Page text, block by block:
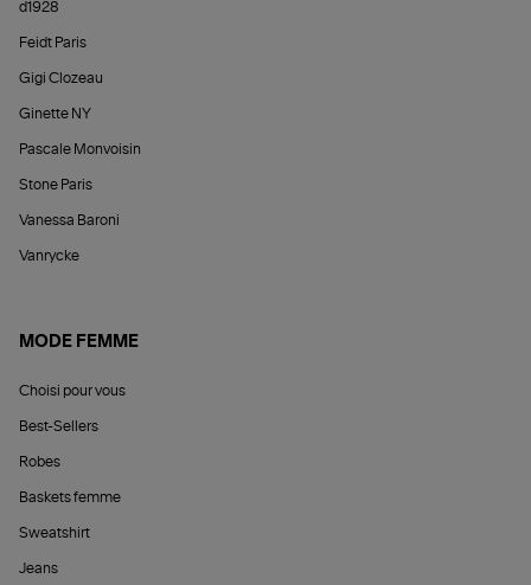
d1928
Feidt Paris
Gigi Clozeau
Ginette NY
Pascale Monvoisin
Stone Paris
Vanessa Baroni
Vanrycke
MODE FEMME
Choisi pour vous
Best-Sellers
Robes
Baskets femme
Sweatshirt
Jeans